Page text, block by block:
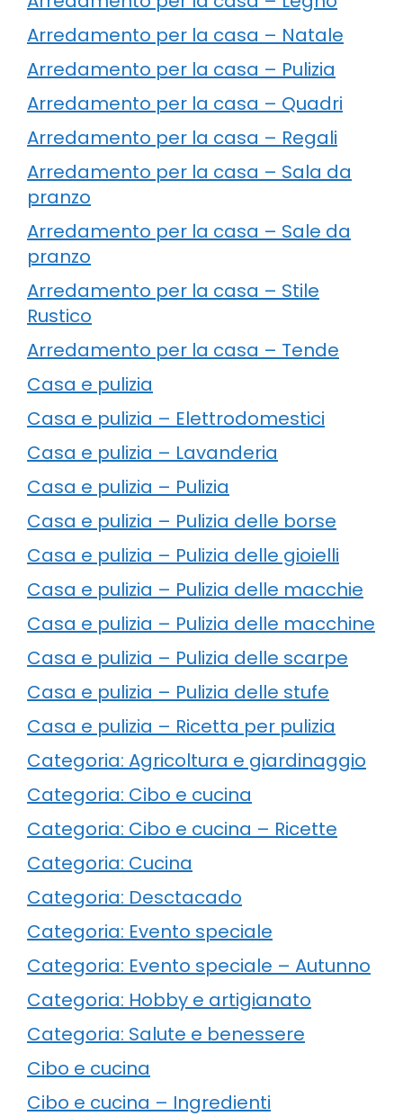
Arredamento per la casa – Natale
Arredamento per la casa – Pulizia
Arredamento per la casa – Quadri
Arredamento per la casa – Regali
Arredamento per la casa – Sala da
pranzo
Arredamento per la casa – Sale da
pranzo
Arredamento per la casa – Stile
Rustico
Arredamento per la casa – Tende
Casa e pulizia
Casa e pulizia – Elettrodomestici
Casa e pulizia – Lavanderia
Casa e pulizia – Pulizia
Casa e pulizia – Pulizia delle borse
Casa e pulizia – Pulizia delle gioielli
Casa e pulizia – Pulizia delle macchie
Casa e pulizia – Pulizia delle macchine
Casa e pulizia – Pulizia delle scarpe
Casa e pulizia – Pulizia delle stufe
Casa e pulizia – Ricetta per pulizia
Categoria: Agricoltura e giardinaggio
Categoria: Cibo e cucina
Categoria: Cibo e cucina – Ricette
Categoria: Cucina
Categoria: Desctacado
Categoria: Evento speciale
Categoria: Evento speciale – Autunno
Categoria: Hobby e artigianato
Categoria: Salute e benessere
Cibo e cucina
Cibo e cucina – Ingredienti